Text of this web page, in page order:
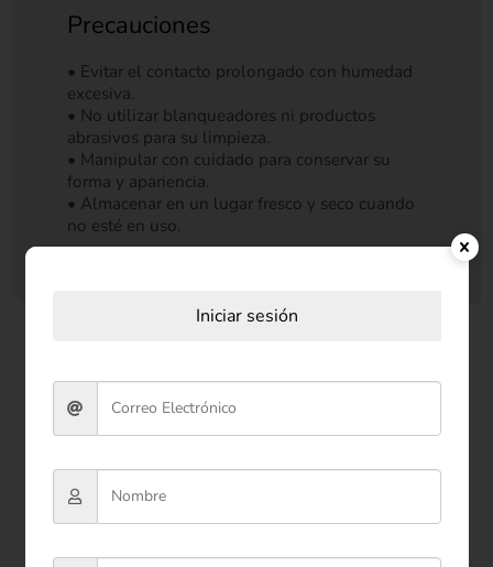
Precauciones
• Evitar el contacto prolongado con humedad
excesiva.
• No utilizar blanqueadores ni productos
abrasivos para su limpieza.
• Manipular con cuidado para conservar su
forma y apariencia.
• Almacenar en un lugar fresco y seco cuando
no esté en uso.
Productos relacionados
Iniciar sesión